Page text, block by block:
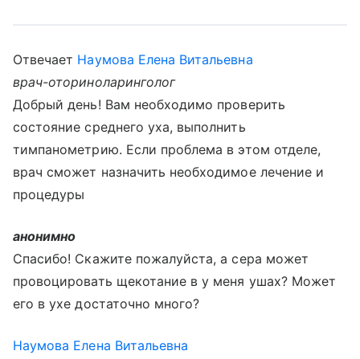
Отвечает Наумова Елена Витальевна
врач-оториноларинголог
Добрый день! Вам необходимо проверить
состояние среднего уха, выполнить
тимпанометрию. Если проблема в этом отделе,
врач сможет назначить необходимое лечение и
процедуры
анонимно
Спасибо! Скажите пожалуйста, а сера может
провоцировать щекотание в у меня ушах? Может
его в ухе достаточно много?
Наумова Елена Витальевна